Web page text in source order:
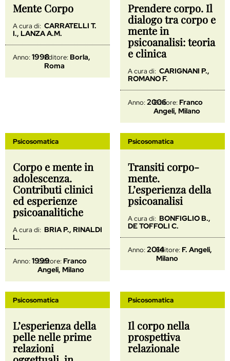
Mente Corpo
A cura di: CARRATELLI T.
I., LANZA A.M.
Anno:1998Editore:Borla,
Roma
Prendere corpo. Il
dialogo tra corpo e
mente in
psicoanalisi: teoria
e clinica
A cura di: CARIGNANI P.,
ROMANO F.
Anno:2006
Editore:Franco
Angeli, Milano
Psicosomatica
Corpo e mente in
adolescenza.
Contributi clinici
ed esperienze
psicoanalitiche
A cura di: BRIA P., RINALDI
L.
Anno:1999
Editore:Franco
Angeli, Milano
Psicosomatica
Transiti corpo-
mente.
L’esperienza della
psicoanalisi
A cura di: BONFIGLIO B.,
DE TOFFOLI C.
Anno:2014Editore:F. Angeli,
Milano
Psicosomatica
L’esperienza della
pelle nelle prime
relazioni
Psicosomatica
Il corpo nella
prospettiva
relazionale